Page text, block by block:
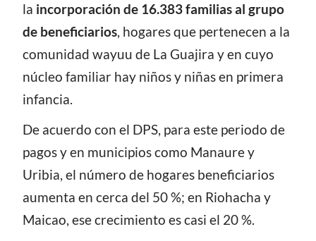
la incorporación de 16.383 familias al grupo
de beneficiarios, hogares que pertenecen a la
comunidad wayuu de La Guajira y en cuyo
núcleo familiar hay niños y niñas en primera
infancia.
De acuerdo con el DPS, para este periodo de
pagos y en municipios como Manaure y
Uribia, el número de hogares beneficiarios
aumenta en cerca del 50 %; en Riohacha y
Maicao, ese crecimiento es casi el 20 %.